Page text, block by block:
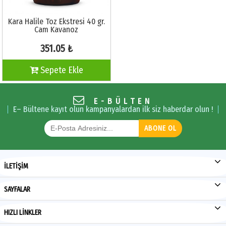
Kara Halile Toz Ekstresi 40 gr.
Cam Kavanoz
351.05 ₺
Sepete Ekle
E-BÜLTEN
E– Bültene kayıt olun kampanyalardan ilk siz haberdar olun !
ABONE OL
İLETİŞİM
SAYFALAR
HIZLI LİNKLER